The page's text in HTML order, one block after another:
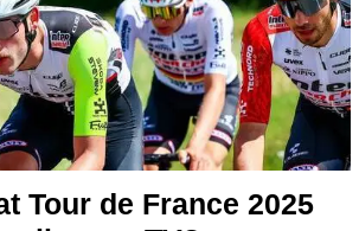
Tour de France 2025